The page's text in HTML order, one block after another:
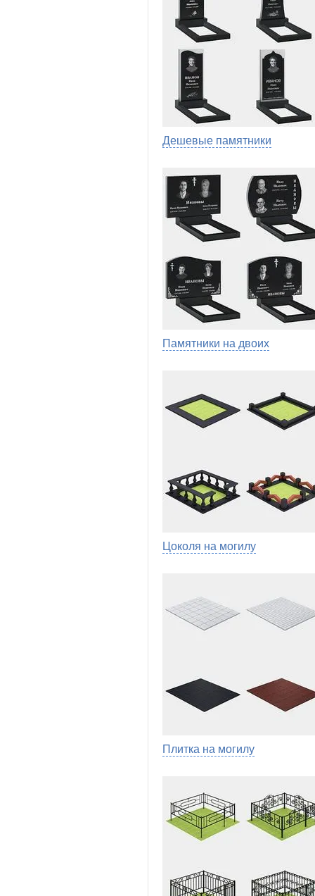
Дешевые памятники
Памятники на двоих
Цоколя на могилу
Плитка на могилу